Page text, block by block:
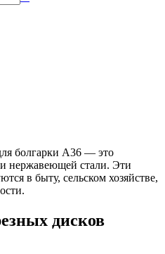
болгарки A36 — это
нержавеющей стали. Эти
в быту, сельском хозяйстве,
дисков